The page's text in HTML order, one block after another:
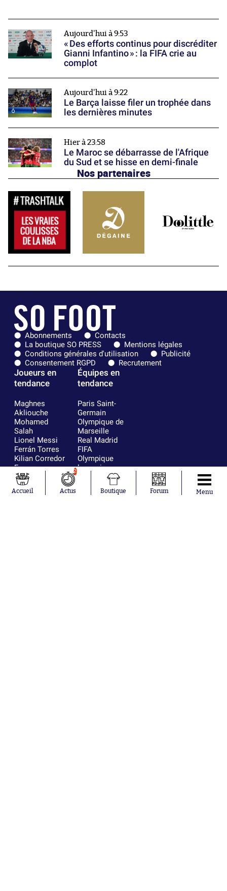
Aujourd'hui à 9:53
« Des efforts continus pour discréditer
Gianni Infantino » : la FIFA crie au
complot
Aujourd'hui à 9:22
Le Barça laisse filer un trophée dans
les dernières minutes
Hier à 23:58
Le Maroc se débarrasse de l'Afrique
du Sud et se hisse en demi-finale
Nos partenaires
Abonnements
Contacts
La boutique SO PRESS
Mentions légales
Conditions générales d'utilisation
Publicité
Consentement RGPD
Recrutement
Joueurs en
tendance
Maghnes
Akliouche
Mohamed
Salah
Lionel Messi
Ferrán Torres
Kilian Corredor
Franco
Mastantuono
Orel Mangala
Rio Mavuba
Équipes en
tendance
Paris Saint-
Germain
Olympique de
Marseille
Real Madrid
FIFA
Olympique
lyonnais
AS Monaco
FC Barcelone
Argentine
Accueil
2
Actus Boutique Forum Menu